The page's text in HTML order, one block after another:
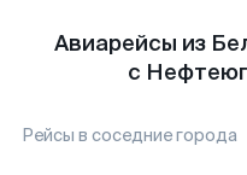
Авиарейсы из
с
Рейсы в соседние города